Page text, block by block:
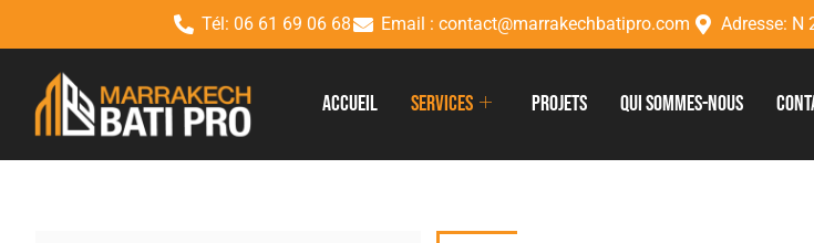
Tél: 06 61 69 06 68 Email : contact@marrakechbatipro.com Adresse: N
Accueil Services Projets Qui sommes-nous